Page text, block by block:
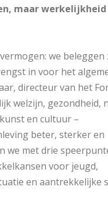
maar werkelijkheid
we beleggen
in voor het
directeur van het
welzijn, gezondheid,
en cultuur –
beter, sterker en
we met drie
voor jeugd,
en aantrekkelijke